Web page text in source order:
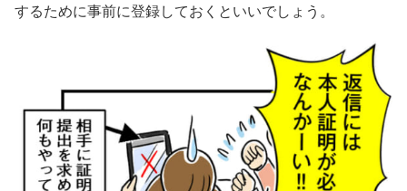
するために事前に登録しておくといいでしょう。